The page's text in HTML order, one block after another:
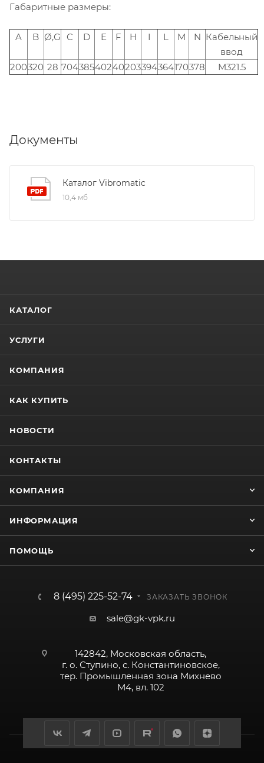
Габаритные размеры:
A B Ø,G C D E F H I L M N Кабельный
ввод
200320 28 70438540240203394364170378 M321.5
Документы
Каталог Vibromatic
10,4 мб
КАТАЛОГ
УСЛУГИ
КОМПАНИЯ
КАК КУПИТЬ
НОВОСТИ
КОНТАКТЫ
КОМПАНИЯ
ИНФОРМАЦИЯ
ПОМОЩЬ
8 (495) 225-52-74 ЗАКАЗАТЬ ЗВОНОК
sale@gk-vpk.ru
142842, Московская область,
г. о. Ступино, с. Константиновское,
тер. Промышленная зона Михнево
М4, вл. 102